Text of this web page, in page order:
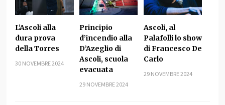
L’Ascoli alla
dura prova
della Torres
30 NOVEMBRE 2024
Principio
d’incendio alla
D’Azeglio di
Ascoli, scuola
evacuata
29 NOVEMBRE 2024
Ascoli, al
Palafolli lo show
di Francesco De
Carlo
29 NOVEMBRE 2024